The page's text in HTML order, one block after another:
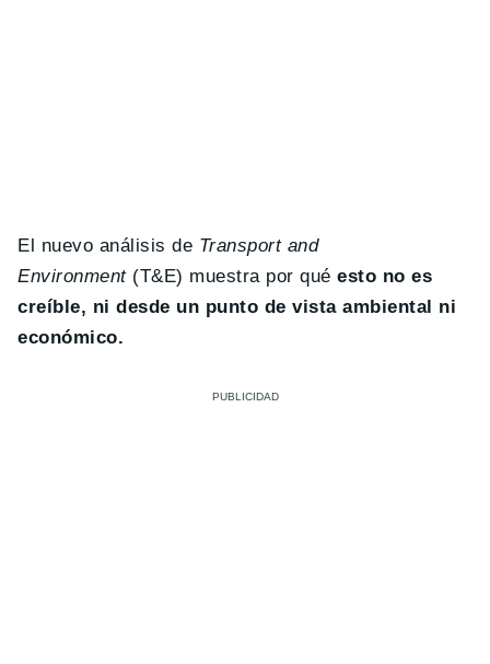
El nuevo análisis de Transport and
Environment(T&E) muestra por qué esto no es
creíble, ni desde un punto de vista ambiental ni
económico.